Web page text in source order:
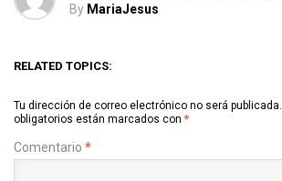
By MariaJesus
RELATED TOPICS:
Tu dirección de correo electrónico no será publicada.
obligatorios están marcados con *
Comentario *